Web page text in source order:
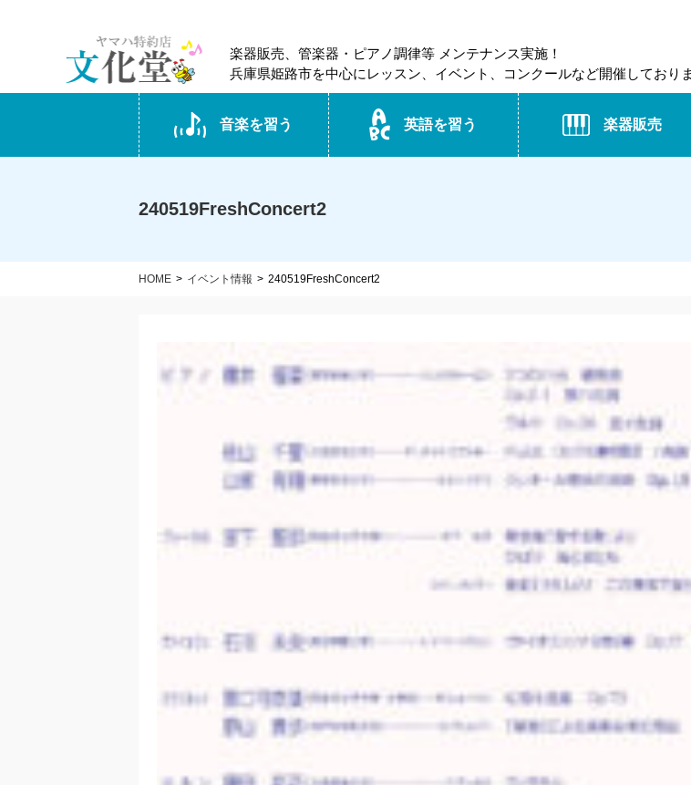
楽器販売、管楽器・ピアノ調律等 メンテナンス実施！
兵庫県姫路市を中心にレッスン、イベント、コンクールなど開催しておりま
音楽を習う 英語を習う 楽器販売
240519FreshConcert2
HOME イベント情報 240519FreshConcert2